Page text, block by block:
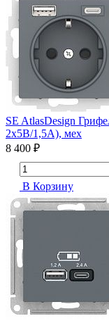
SE AtlasDesign
2х5В/1,5А), мех
8 400 ₽
В Корзину